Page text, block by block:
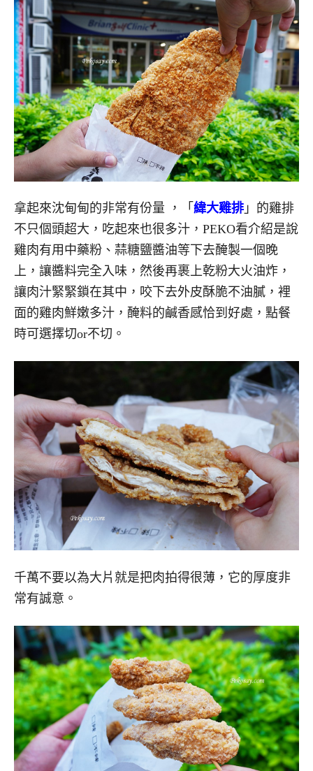
拿起來沈甸甸的非常有份量 ，「 緯大雞排 」的雞排
不只個頭超大，吃起來也很多汁，PEKO看介紹是說
雞肉有用中藥粉、蒜糖鹽醬油等下去醃製一個晚
上 ，讓醬料完全入味，然後再裹上乾粉大火油炸，
讓肉汁緊緊鎖在其中，咬下去外皮酥脆不油膩，裡
面的雞肉鮮嫩多汁，醃料的鹹香感恰到好處，點餐
時可選擇切or不切。
千萬不要以為大片就是把肉拍得很薄，它的厚度非
常有誠意。